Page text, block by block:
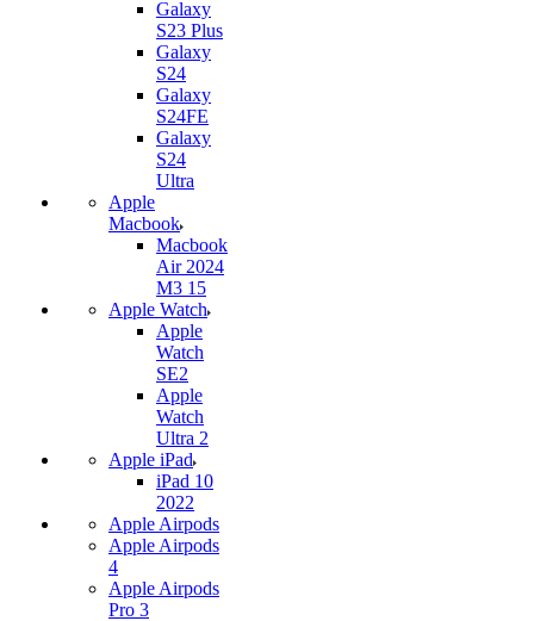
Galaxy
S23 Plus
Galaxy
S24
Galaxy
S24FE
Galaxy
S24
Ultra
Apple
Macbook
Macbook
Air 2024
M3 15
Apple Watch
Apple
Watch
SE2
Apple
Watch
Ultra 2
Apple iPad
iPad 10
2022
Apple Airpods
Apple Airpods
4
Apple Airpods
Pro 3